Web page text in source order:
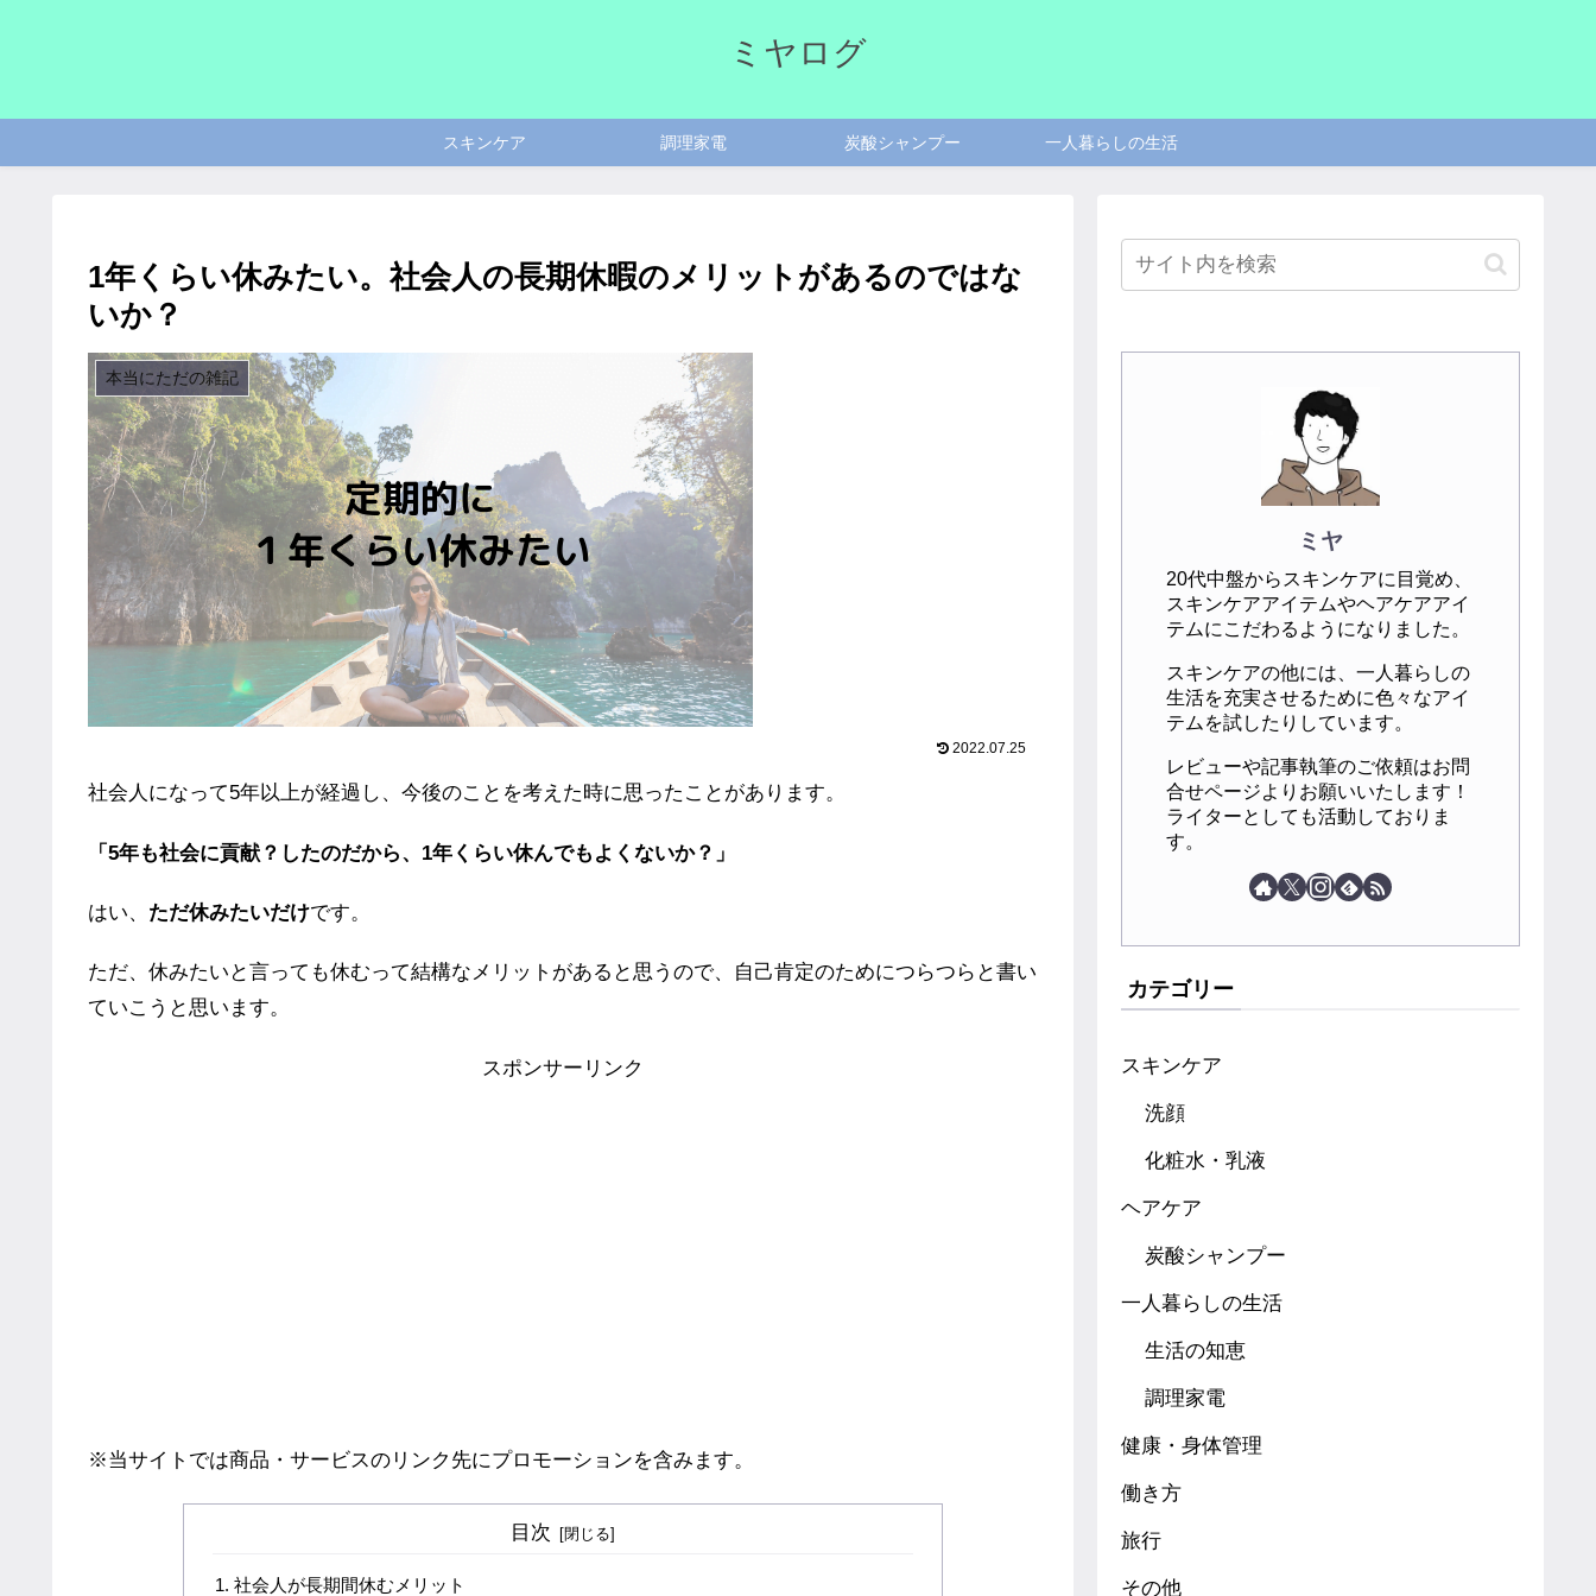
ミヤログ
スキンケア 調理家電 炭酸シャンプー 一人暮らしの生活
1年くらい休みたい。社会人の長期休暇のメリットがあるのではな
いか？
本当にただの雑記
2022.07.25
社会人になって5年以上が経過し、今後のことを考えた時に思ったことがあります。
「5年も社会に貢献？したのだから、1年くらい休んでもよくないか？」
はい、 ただ休みたいだけです。
ただ、休みたいと言っても休むって結構なメリットがあると思うので、自己肯定のためにつらつらと書い
ていこうと思います。
スポンサーリンク
※当サイトでは商品・サービスのリンク先にプロモーションを含みます。
目次
社会人が長期間休むメリット
ミヤ
20代中盤からスキンケアに目覚め、
スキンケアアイテムやヘアケアアイ
テムにこだわるようになりました。
スキンケアの他には、一人暮らしの
生活を充実させるために色々なアイ
テムを試したりしています。
レビューや記事執筆のご依頼はお問
合せページよりお願いいたします！
ライターとしても活動しておりま
す。
カテゴリー
スキンケア
洗顔
化粧水・乳液
ヘアケア
炭酸シャンプー
一人暮らしの生活
生活の知恵
調理家電
健康・身体管理
働き方
旅行
その他